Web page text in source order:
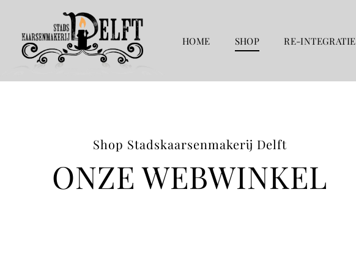
inhoud
HOME SHOP RE-INTEGRATIE
Shop Stadskaarsenmakerij Delft
ONZE WEBWINKEL